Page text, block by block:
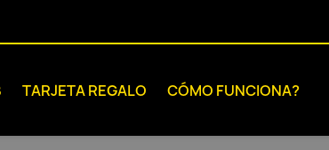
TARJETA REGALO CÓMO FUNCIONA?